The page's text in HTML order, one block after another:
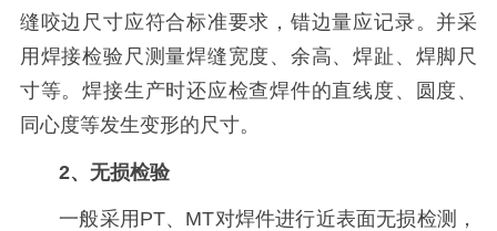
缝咬边尺寸应符合标准要求，错边量应记录。并采
用焊接检验尺测量焊缝宽度、余高、焊趾、焊脚尺
寸等。焊接生产时还应检查焊件的直线度、圆度、
同心度等发生变形的尺寸。
2、无损检验
一般采用PT、MT对焊件进行近表面无损检测，